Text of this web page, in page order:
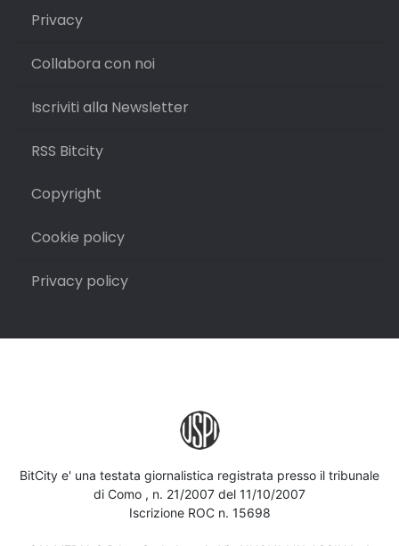
Privacy
Collabora con noi
Iscriviti alla Newsletter
RSS Bitcity
Copyright
Cookie policy
Privacy policy
BitCity e' una testata giornalistica registrata presso il tribunale
di Como , n. 21/2007 del 11/10/2007
Iscrizione ROC n. 15698